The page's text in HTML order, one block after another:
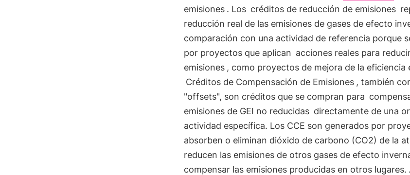
emisiones . Los créditos de reducción de emisiones
reducción real de las emisiones de gases de efecto
comparación con una actividad de referencia porque
por proyectos que aplican acciones reales para
emisiones , como proyectos de mejora de la eficiencia
Créditos de Compensación de Emisiones , también
"offsets", son créditos que se compran para
emisiones de GEI no reducidas directamente de una
actividad específica. Los CCE son generados por
absorben o eliminan dióxido de carbono (CO2) de la
reducen las emisiones de otros gases de efecto
compensar las emisiones producidas en otros lugares.